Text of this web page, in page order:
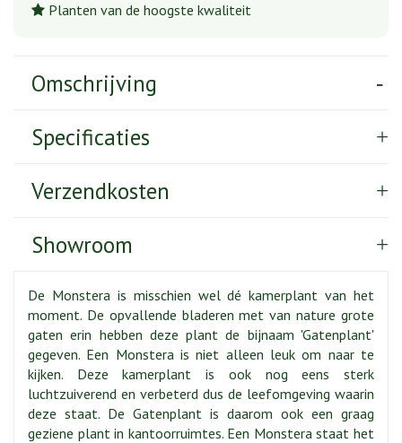
Planten van de hoogste kwaliteit
Omschrijving
Specificaties
Verzendkosten
Showroom
De Monstera is misschien wel dé kamerplant van het
moment. De opvallende bladeren met van nature grote
gaten erin hebben deze plant de bijnaam 'Gatenplant'
gegeven. Een Monstera is niet alleen leuk om naar te
kijken. Deze kamerplant is ook nog eens sterk
luchtzuiverend en verbeterd dus de leefomgeving waarin
deze staat. De Gatenplant is daarom ook een graag
geziene plant in kantoorruimtes. Een Monstera staat het